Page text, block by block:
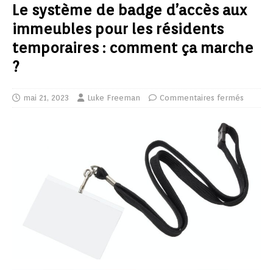
Le système de badge d’accès aux
immeubles pour les résidents
temporaires : comment ça marche
?
mai 21, 2023 Luke Freeman Commentaires fermés